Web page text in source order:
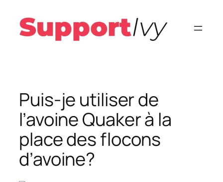
contenu
Puis-je utiliser de
l’avoine Quaker à la
place des flocons
d’avoine?